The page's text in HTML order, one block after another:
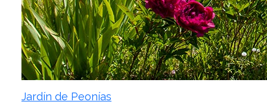
Jardín de Peonías